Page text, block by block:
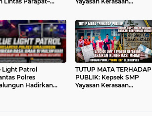
Setor Saat Hadap Ketua
Yayasan
Light Patrol
Polres
Hadirkan
TUTUP MATA TERHADAP
PUBLIK: Kepsek SMP
Yayasan Kerasaan